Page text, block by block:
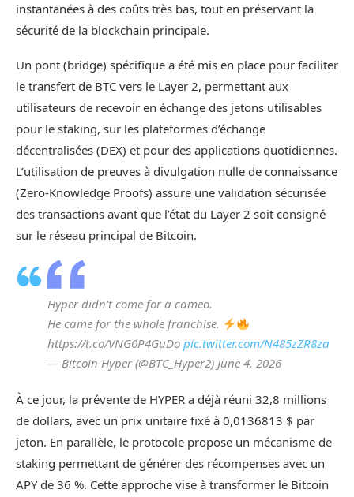
instantanées à des coûts très bas, tout en préservant la
sécurité de la blockchain principale.
Un pont (bridge) spécifique a été mis en place pour faciliter
le transfert de BTC vers le Layer 2, permettant aux
utilisateurs de recevoir en échange des jetons utilisables
pour le staking, sur les plateformes d’échange
décentralisées (DEX) et pour des applications quotidiennes.
L’utilisation de preuves à divulgation nulle de connaissance
(Zero-Knowledge Proofs) assure une validation sécurisée
des transactions avant que l’état du Layer 2 soit consigné
sur le réseau principal de Bitcoin.
Hyper didn’t come for a cameo.
He came for the whole franchise.
https://t.co/VNG0P4GuDo pic.twitter.com/N485zZR8za
— Bitcoin Hyper (@BTC_Hyper2) June 4, 2026
À ce jour, la prévente de HYPER a déjà réuni 32,8 millions
de dollars, avec un prix unitaire fixé à 0,0136813 $ par
jeton. En parallèle, le protocole propose un mécanisme de
staking permettant de générer des récompenses avec un
APY de 36 %. Cette approche vise à transformer le Bitcoin